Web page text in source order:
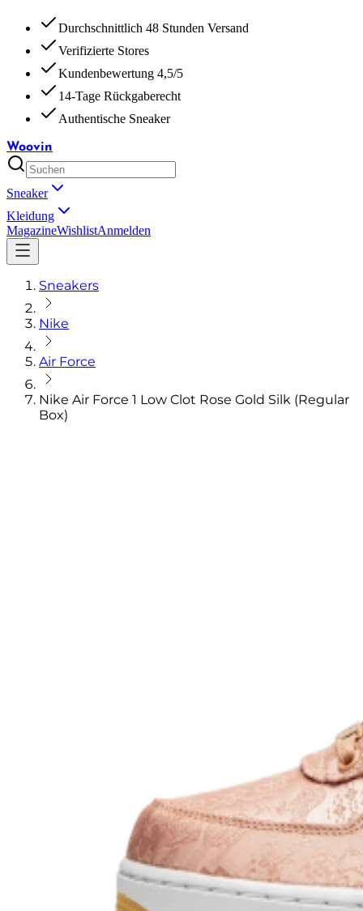
Durchschnittlich 48 Stunden Versand
Verifizierte Stores
Kundenbewertung 4,5/5
14-Tage Rückgaberecht
Authentische Sneaker
Woovin
Sneaker
Kleidung
MagazineWishlistAnmelden
Sneakers
Nike
Air Force
Nike Air Force 1 Low Clot Rose Gold Silk (Regular
Box)